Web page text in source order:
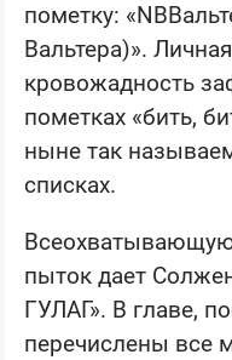
пометку:
Вальтера)».
кровожадность
пометках «бить,
ныне так
списках.
пыток дает
ГУЛАГ». В главе,
перечислены